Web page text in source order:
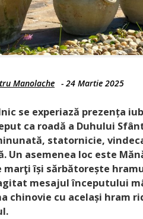
Manolache - 24 Martie 2025
se experiază prezența
ca roadă a Duhului
statornicie,
Un asemenea loc este
marţi își sărbătorește
mesajul începutului
chinovie cu același hram